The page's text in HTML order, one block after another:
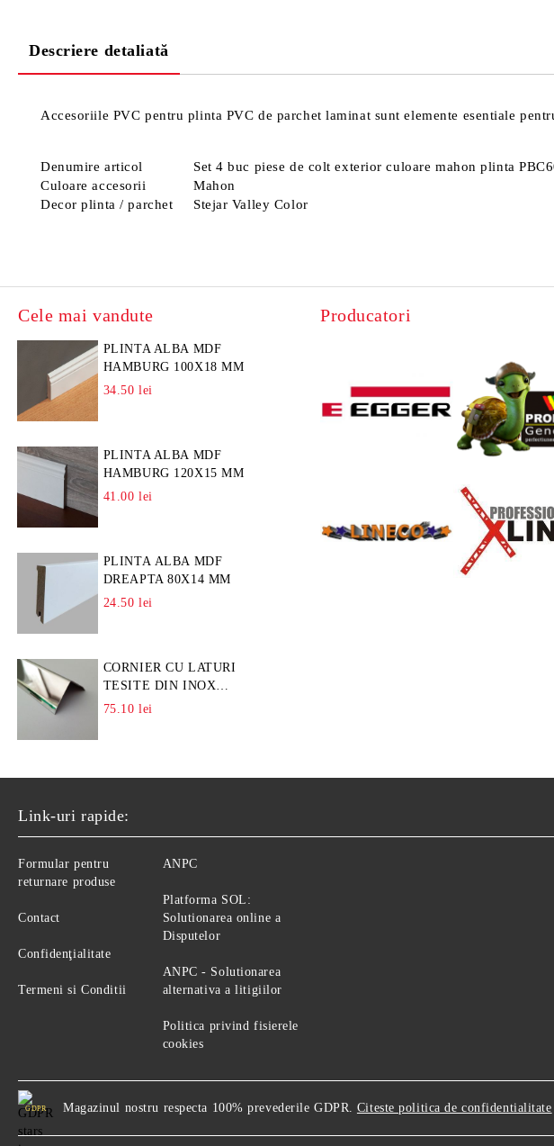
Descriere detaliată
Accesoriile PVC pentru plinta PVC de parchet laminat sunt elemente esentiale
Denumire articol
Set 4 buc piese de colt exterior culoare mahon plinta
Culoare accesorii
Mahon
Decor plinta / parchet
Stejar Valley Color
Cele mai vandute
PLINTA ALBA MDF
HAMBURG 100X18 MM
34.50 lei
PLINTA ALBA MDF
HAMBURG 120X15 MM
41.00 lei
PLINTA ALBA MDF
DREAPTA 80X14 MM
24.50 lei
CORNIER CU LATURI
TESITE DIN INOX
L=A=25MM
75.10 lei
Producatori
Link-uri rapide:
Formular pentru
returnare produse
Contact
Confidenţialitate
Termeni si Conditii
ANPC
Platforma SOL:
Solutionarea online a
Disputelor
ANPC - Solutionarea
alternativa a litigiilor
Politica privind fisierele
cookies
GDPR Magazinul nostru respecta 100% prevederile GDPR. Citeste politica de confidentialitate